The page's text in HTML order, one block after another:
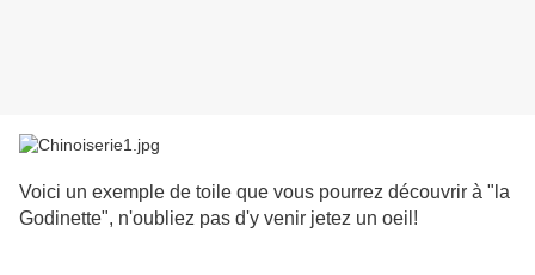
Voici un exemple de toile que vous pourrez découvrir à "la
Godinette", n'oubliez pas d'y venir jetez un oeil!